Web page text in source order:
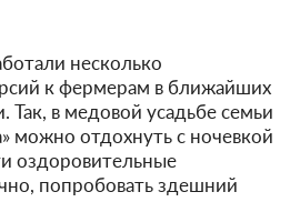
несколько
к фермерам в ближайших
Так, в медовой усадьбе семьи
можно отдохнуть с ночевкой
оздоровительные
попробовать здешний